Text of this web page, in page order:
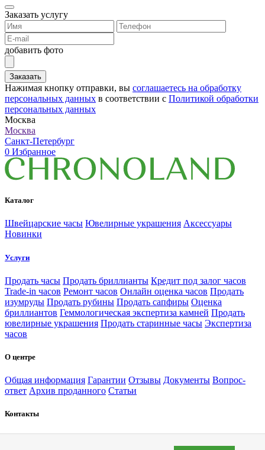
Заказать услугу
добавить фото
Заказать
Нажимая кнопку отправки, вы соглашаетесь на обработку
персональных данных в соответствии с Политикой обработки
персональных данных
Москва
Москва
Санкт-Петербург
0 Избранное
Каталог
Швейцарские часы Ювелирные украшения Аксессуары
Новинки
Услуги
Продать часы Продать бриллианты Кредит под залог часов
Trade-in часов Ремонт часов Онлайн оценка часов Продать
изумруды Продать рубины Продать сапфиры Оценка
бриллиантов Геммологическая экспертиза камней Продать
ювелирные украшения Продать старинные часы Экспертиза
часов
О центре
Общая информация Гарантии Отзывы Документы Вопрос-
ответ Архив проданного Статьи
Контакты
Москва Санкт-Петербург